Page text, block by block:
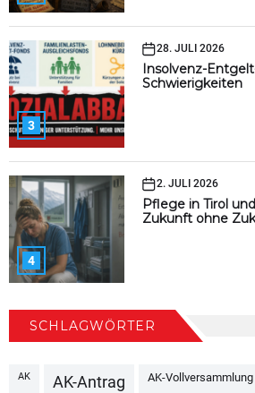
3
28. JULI 2026
Insolvenz-
Schwierigkeiten
4
2. JULI 2026
Pflege in Tirol
Zukunft ohne
SCHLAGWÖRTER
AK AK-Antrag AK-Vollversammlung